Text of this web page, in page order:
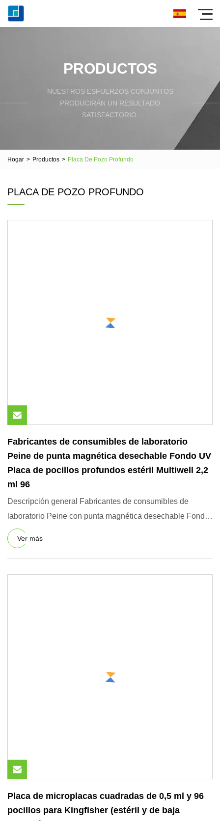
PRODUCTOS
NUESTROS ESFUERZOS CONJUNTOS
PRODUCIRÁN UN RESULTADO
SATISFACTORIO.
Hogar > Productos > Placa De Pozo Profundo
PLACA DE POZO PROFUNDO
Fabricantes de consumibles de laboratorio
Peine de punta magnética desechable Fondo UV
Placa de pocillos profundos estéril Multiwell 2,2
ml 96
Descripción general Fabricantes de consumibles de
laboratorio Peine con punta magnética desechable Fondo
UV Estéril Mult
Ver más
Placa de microplacas cuadradas de 0,5 ml y 96
pocillos para Kingfisher (estéril y de baja